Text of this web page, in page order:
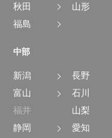
秋田
山形
福島
中部
新潟
長野
富山
石川
福井
山梨
静岡
愛知